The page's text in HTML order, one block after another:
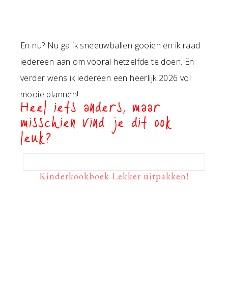
En nu? Nu ga ik sneeuwballen gooien en ik raad
iedereen aan om vooral hetzelfde te doen. En
verder wens ik iedereen een heerlijk 2026 vol
mooie plannen!
Heel iets anders, maar
misschien vind je dit ook
leuk?
Kinderkookboek Lekker uitpakken!